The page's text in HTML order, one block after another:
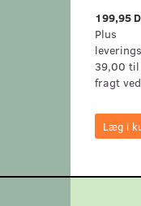
199,95
Plus
39,00 til
fragt
Læg i